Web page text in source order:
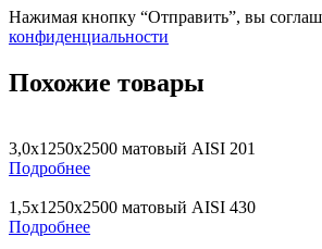
Нажимая кнопку “Отправить”, вы
конфиденциальности
Похожие товары
3,0х1250х2500 матовый AISI 201
Подробнее
1,5х1250х2500 матовый AISI 430
Подробнее